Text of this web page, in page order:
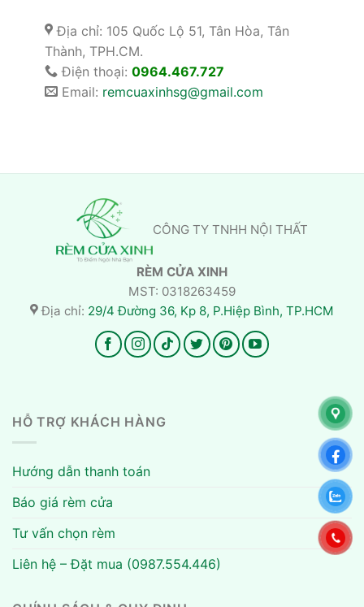
Địa chỉ: 105 Quốc Lộ 51, Tân Hòa, Tân
Thành, TPH.CM.
Điện thoại: 0964.467.727
Email: remcuaxinhsg@gmail.com
CÔNG TY TNHH NỘI THẤT
RÈM CỬA XINH
MST: 0318263459
Địa chỉ: 29/4 Đường 36, Kp 8, P.Hiệp Bình, TP.HCM
HỖ TRỢ KHÁCH HÀNG
Hướng dẫn thanh toán
Báo giá rèm cửa
Tư vấn chọn rèm
Liên hệ – Đặt mua (0987.554.446)